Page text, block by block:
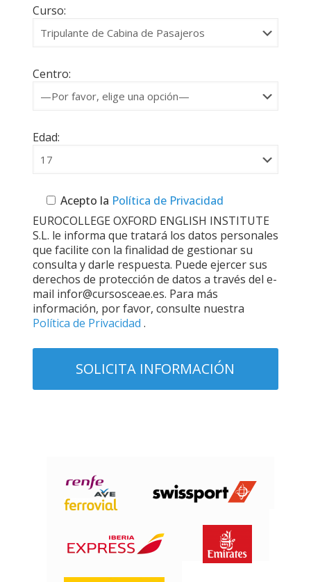
Curso:
Centro:
Edad:
Acepto la Política de Privacidad
EUROCOLLEGE OXFORD ENGLISH INSTITUTE
S.L. le informa que tratará los datos personales
que facilite con la finalidad de gestionar su
consulta y darle respuesta. Puede ejercer sus
derechos de protección de datos a través del e-
mail infor@cursosceae.es. Para más
información, por favor, consulte nuestra
Política de Privacidad .